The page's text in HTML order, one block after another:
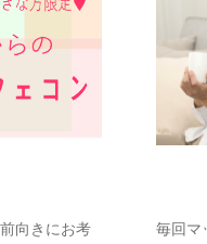
向きにお考
毎回